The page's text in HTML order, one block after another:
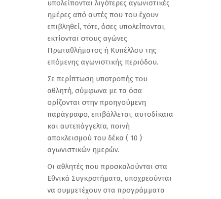
υπολείπονται λιγότερες αγωνιστικές
ημέρες από αυτές που του έχουν
επιβληθεί, τότε, όσες υπολείπονται,
εκτίονται στους αγώνες
Πρωταθλήματος ή Κυπέλλου της
επόμενης αγωνιστικής περιόδου.
Σε περίπτωση υποτροπής του
αθλητή, σύμφωνα με τα όσα
ορίζονται στην προηγούμενη
παράγραφο, επιβάλλεται, αυτοδίκαια
και αυτεπάγγελτα, ποινή
αποκλεισμού του δέκα ( 10 )
αγωνιστικών ημερών.
Οι αθλητές που προσκαλούνται στα
Εθνικά Συγκροτήματα, υποχρεούνται
να συμμετέχουν στα προγράμματα